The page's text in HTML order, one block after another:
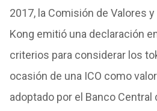
2017, la Comisión de Valores
Kong emitió una declaración
criterios para considerar los
ocasión de una ICO como
adoptado por el Banco Central